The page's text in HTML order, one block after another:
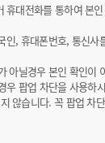
휴대전화를 통하여 본
인, 휴대폰번호, 통신사
아닐경우 본인 확인이
우 팝업 차단을 사용하
않습니다. 꼭 팝업 차